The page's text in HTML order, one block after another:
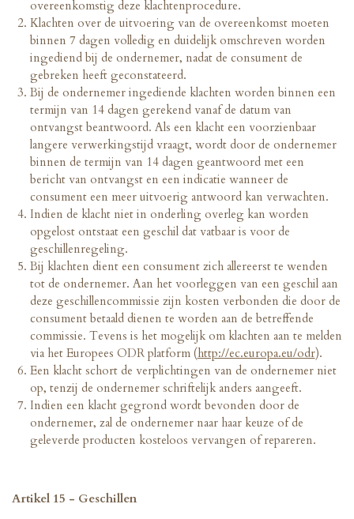
overeenkomstig deze klachtenprocedure.
Klachten over de uitvoering van de overeenkomst moeten
binnen 7 dagen volledig en duidelijk omschreven worden
ingediend bij de ondernemer, nadat de consument de
gebreken heeft geconstateerd.
Bij de ondernemer ingediende klachten worden binnen een
termijn van 14 dagen gerekend vanaf de datum van
ontvangst beantwoord. Als een klacht een voorzienbaar
langere verwerkingstijd vraagt, wordt door de ondernemer
binnen de termijn van 14 dagen geantwoord met een
bericht van ontvangst en een indicatie wanneer de
consument een meer uitvoerig antwoord kan verwachten.
Indien de klacht niet in onderling overleg kan worden
opgelost ontstaat een geschil dat vatbaar is voor de
geschillenregeling.
Bij klachten dient een consument zich allereerst te wenden
tot de ondernemer. Aan het voorleggen van een geschil aan
deze geschillencommissie zijn kosten verbonden die door de
consument betaald dienen te worden aan de betreffende
commissie. Tevens is het mogelijk om klachten aan te melden
via het Europees ODR platform (http://ec.europa.eu/odr).
Een klacht schort de verplichtingen van de ondernemer niet
op, tenzij de ondernemer schriftelijk anders aangeeft.
Indien een klacht gegrond wordt bevonden door de
ondernemer, zal de ondernemer naar haar keuze of de
geleverde producten kosteloos vervangen of repareren.
Artikel 15 - Geschillen